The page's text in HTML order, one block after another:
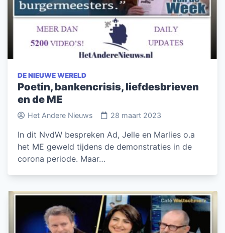
DE NIEUWE WERELD
Poetin, bankencrisis, liefdesbrieven
en de ME
Het Andere Nieuws 28 maart 2023
In dit NvdW bespreken Ad, Jelle en Marlies o.a
het ME geweld tijdens de demonstraties in de
corona periode. Maar…